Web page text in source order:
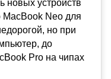
новых устройств
Neo для
но при
до
Pro на чипах